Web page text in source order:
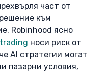
част от
към
Robinhood ясно
носи риск от
AI стратегии могат
пазарни условия,